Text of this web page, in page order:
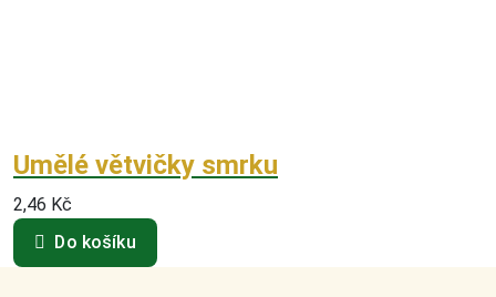
Umělé větvičky smrku
2,46 Kč
Do košíku